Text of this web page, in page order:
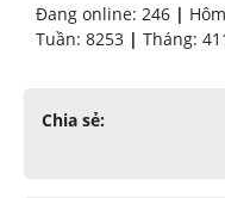
Đang online: 246 |
Tuần: 8253 | Tháng:
Chia sẻ: